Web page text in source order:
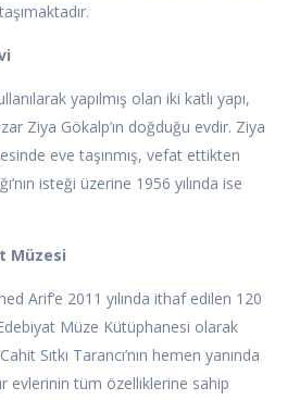
yapılmış olan iki katlı yapı,
Ziya Gökalp’ın doğduğu evdir. Ziya
eve taşınmış, vefat ettikten
isteği üzerine 1956 yılında ise
Müzesi
Arif’e 2011 yılında ithaf edilen 120
Müze Kütüphanesi olarak
Sıtkı Tarancı’nın hemen yanında
evlerinin tüm özelliklerine sahip